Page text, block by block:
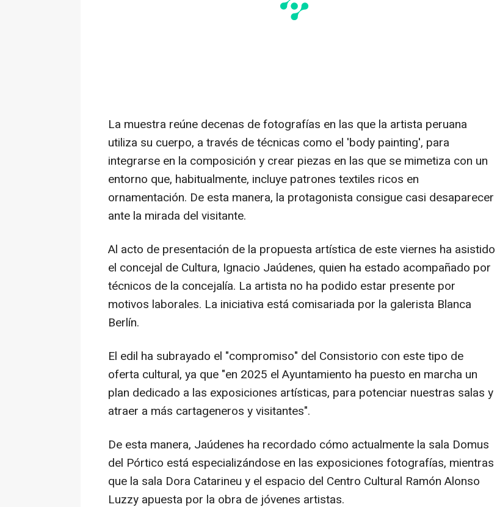
La muestra reúne decenas de fotografías en las que la artista peruana
utiliza su cuerpo, a través de técnicas como el 'body painting', para
integrarse en la composición y crear piezas en las que se mimetiza con un
entorno que, habitualmente, incluye patrones textiles ricos en
ornamentación. De esta manera, la protagonista consigue casi desaparecer
ante la mirada del visitante.
Al acto de presentación de la propuesta artística de este viernes ha asistido
el concejal de Cultura, Ignacio Jaúdenes, quien ha estado acompañado por
técnicos de la concejalía. La artista no ha podido estar presente por
motivos laborales. La iniciativa está comisariada por la galerista Blanca
Berlín.
El edil ha subrayado el "compromiso" del Consistorio con este tipo de
oferta cultural, ya que "en 2025 el Ayuntamiento ha puesto en marcha un
plan dedicado a las exposiciones artísticas, para potenciar nuestras salas y
atraer a más cartageneros y visitantes".
De esta manera, Jaúdenes ha recordado cómo actualmente la sala Domus
del Pórtico está especializándose en las exposiciones fotografías, mientras
que la sala Dora Catarineu y el espacio del Centro Cultural Ramón Alonso
Luzzy apuesta por la obra de jóvenes artistas.